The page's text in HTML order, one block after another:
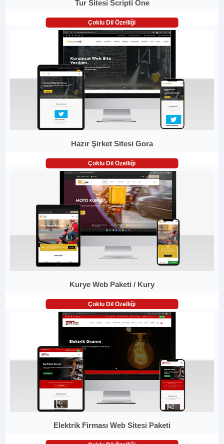
Tur Sitesi Scripti One
Çoklu Dil Özelliği
Hazır Şirket Sitesi Gora
Çoklu Dil Özelliği
Kurye Web Paketi / Kury
Çoklu Dil Özelliği
Elektrik Firması Web Sitesi Paketi